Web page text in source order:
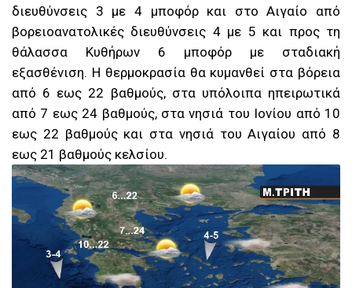
διευθύνσεις 3 με 4 μποφόρ και στο Αιγαίο από
βορειοανατολικές διευθύνσεις 4 με 5 και προς τη
θάλασσα Κυθήρων 6 μποφόρ με σταδιακή
εξασθένιση. Η θερμοκρασία θα κυμανθεί στα βόρεια
από 6 εως 22 βαθμούς, στα υπόλοιπα ηπειρωτικά
από 7 εως 24 βαθμούς, στα νησιά του Ιονίου από 10
εως 22 βαθμούς και στα νησιά του Αιγαίου από 8
εως 21 βαθμούς κελσίου.